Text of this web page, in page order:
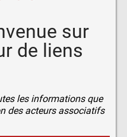
sur
de liens
les informations que
des acteurs associatifs